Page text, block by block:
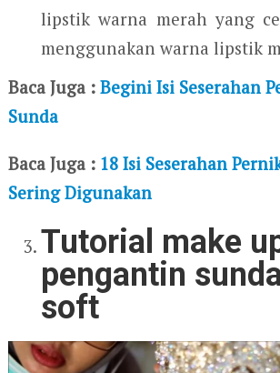
lipstik warna merah yang
menggunakan warna lipstik
Baca Juga : Begini Isi Seserahan
Sunda
Baca Juga : 18 Isi Seserahan
Sering Digunakan
Tutorial make
pengantin
soft